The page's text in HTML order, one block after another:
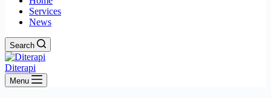
Services
News
Search
Diterapi
Menu